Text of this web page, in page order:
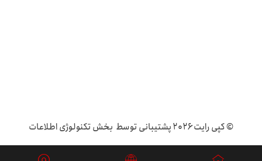
© کپی رایت ۲۰۲۶ پشتیبانی توسط بخش تکنولوژی اطلاعات